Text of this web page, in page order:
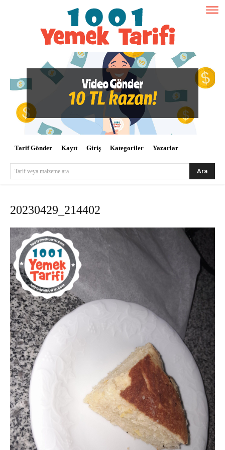
Tarif Gönder Kayıt Giriş Kategoriler Yazarlar
Tarif veya malzeme ara Ara
20230429_214402